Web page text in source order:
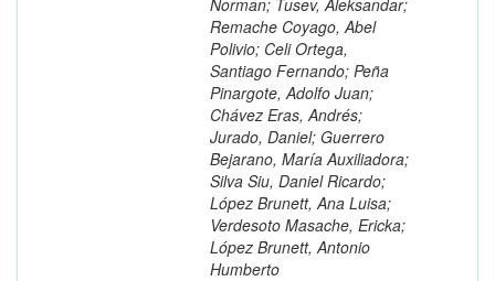
Remache Coyago, Abel
Polivio; Celi Ortega,
Santiago Fernando; Peña
Pinargote, Adolfo Juan;
Chávez Eras, Andrés;
Jurado, Daniel; Guerrero
Bejarano, María Auxiliadora;
Silva Siu, Daniel Ricardo;
López Brunett, Ana Luisa;
Verdesoto Masache, Ericka;
López Brunett, Antonio
Humberto